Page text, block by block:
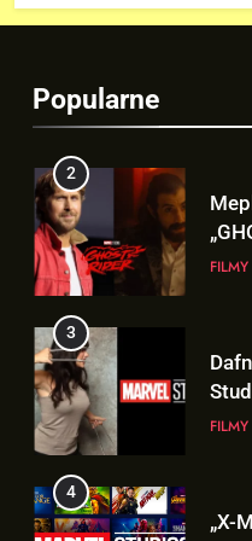
Popularne
2
3
MCU!
FILMY
4
„X-
FILMY
5